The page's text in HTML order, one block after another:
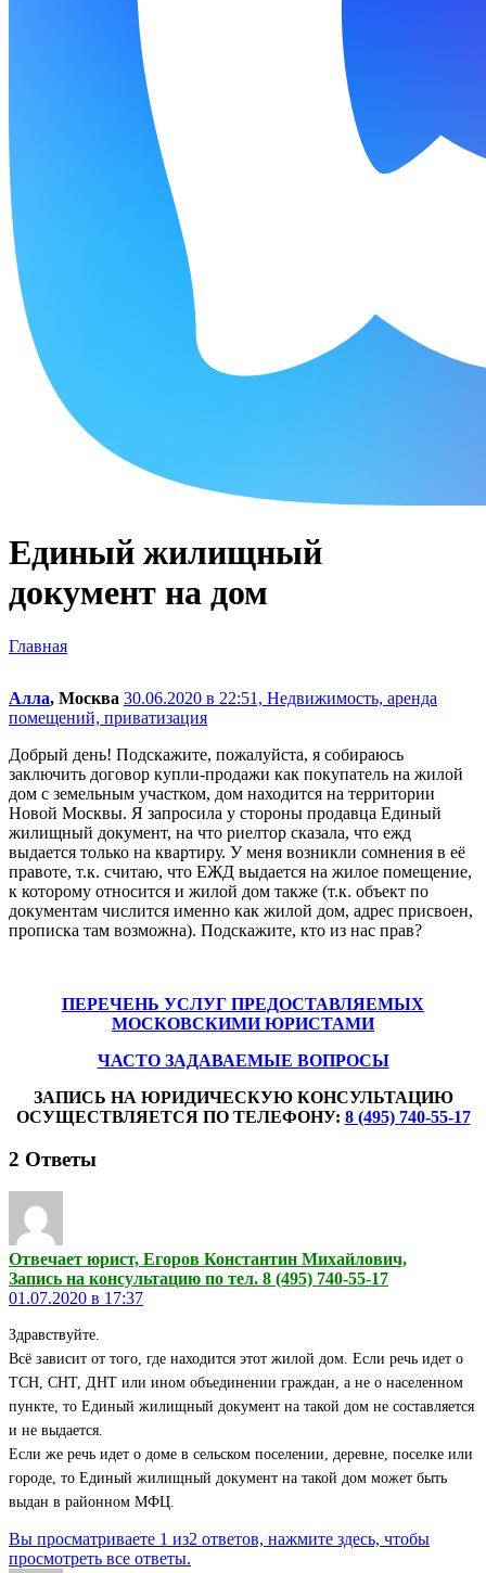
Единый жилищный
документ на дом
Главная
Алла, Москва 30.06.2020 в 22:51, Недвижимость, аренда
помещений, приватизация
Добрый день! Подскажите, пожалуйста, я собираюсь
заключить договор купли-продажи как покупатель на жилой
дом с земельным участком, дом находится на территории
Новой Москвы. Я запросила у стороны продавца Единый
жилищный документ, на что риелтор сказала, что ежд
выдается только на квартиру. У меня возникли сомнения в её
правоте, т.к. считаю, что ЕЖД выдается на жилое помещение,
к которому относится и жилой дом также (т.к. объект по
документам числится именно как жилой дом, адрес присвоен,
прописка там возможна). Подскажите, кто из нас прав?
ПЕРЕЧЕНЬ УСЛУГ ПРЕДОСТАВЛЯЕМЫХ
МОСКОВСКИМИ ЮРИСТАМИ
ЧАСТО ЗАДАВАЕМЫЕ ВОПРОСЫ
ЗАПИСЬ НА ЮРИДИЧЕСКУЮ КОНСУЛЬТАЦИЮ
ОСУЩЕСТВЛЯЕТСЯ ПО ТЕЛЕФОНУ: 8 (495) 740-55-17
2 Ответы
Отвечает юрист, Егоров Константин Михайлович,
Запись на консультацию по тел. 8 (495) 740-55-17
01.07.2020 в 17:37
Здравствуйте.
Всё зависит от того, где находится этот жилой дом. Если речь идет о
ТСН, СНТ, ДНТ или ином объединении граждан, а не о населенном
пункте, то Единый жилищный документ на такой дом не составляется
и не выдается.
Если же речь идет о доме в сельском поселении, деревне, поселке или
городе, то Единый жилищный документ на такой дом может быть
выдан в районном МФЦ.
Вы просматриваете 1 из2 ответов, нажмите здесь, чтобы
просмотреть все ответы.